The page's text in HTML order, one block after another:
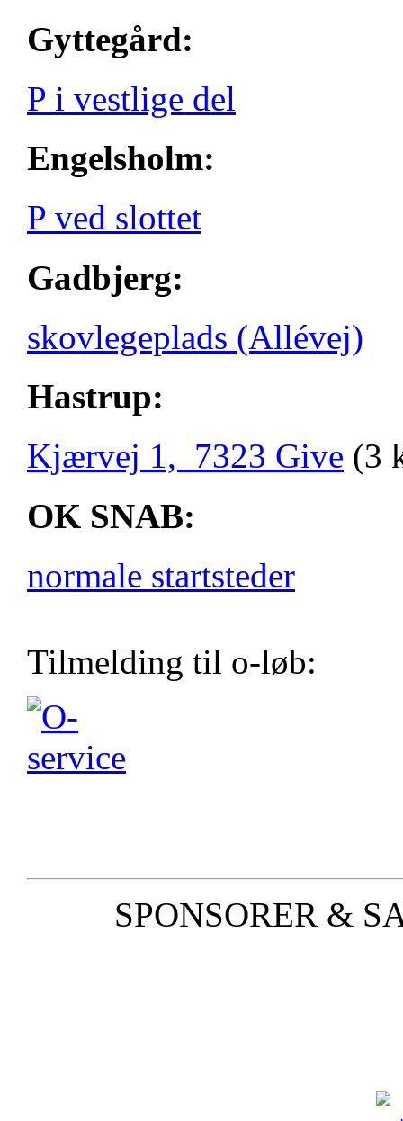
Gyttegård:
P i vestlige del
Engelsholm:
P ved slottet
Gadbjerg:
skovlegeplads (Allévej)
Hastrup:
Kjærvej 1, 7323 Give (3
OK SNAB:
normale startsteder
Tilmelding til o-løb:
SPONSORER &